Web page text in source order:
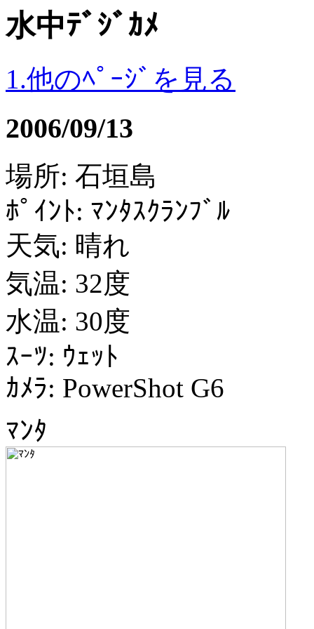
水中ﾃﾞｼﾞｶﾒ
1.他のﾍﾟｰｼﾞを見る
2006/09/13
場所: 石垣島
ﾎﾟｲﾝﾄ: ﾏﾝﾀｽｸﾗﾝﾌﾞﾙ
天気: 晴れ
気温: 32度
水温: 30度
ｽｰﾂ: ｳｪｯﾄ
ｶﾒﾗ: PowerShot G6
ﾏﾝﾀ